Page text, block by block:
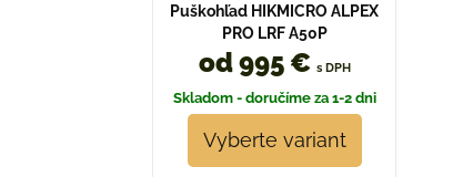
Puškohľad HIKMICRO ALPEX
PRO LRF A50P
od 995 € s DPH
Skladom - doručíme za 1-2 dni
Vyberte variant